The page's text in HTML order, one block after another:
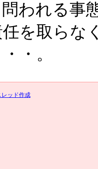
われる事
を取らな
・。
レッド作成